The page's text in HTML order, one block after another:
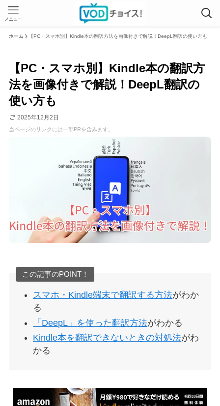
メニュー
ホーム 【PC・スマホ別】Kindle本の翻訳方法を画像付きで解説！DeepL翻訳の使い方も
【PC・スマホ別】Kindle本の翻訳方
法を画像付きで解説！DeepL翻訳の
使い方も
2025年12月2日
当ページのリンクには一部PRを含みます。
この記事のPOINT！
スマホ・Kindle端末で翻訳する方法がわか
る
「DeepL」を使った翻訳方法がわかる
Kindle本を翻訳できないときの対処法がわ
かる